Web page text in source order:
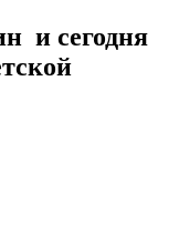
и сегодня